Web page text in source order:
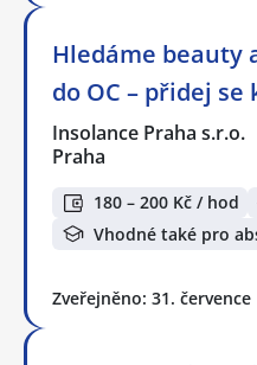
Hledáme beauty
do OC – přidej se
Insolance Praha s.r.o.
Praha
180 – 200 Kč / hod
Vhodné také pro
Zveřejněno: 31. července